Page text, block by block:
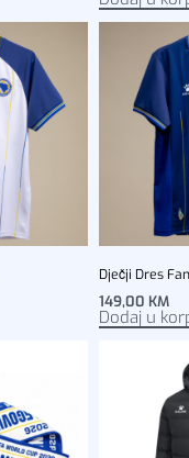
Dječji Dres
149,00 KM
Dodaj u